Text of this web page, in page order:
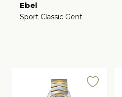
Ebel
Sport Classic Gent